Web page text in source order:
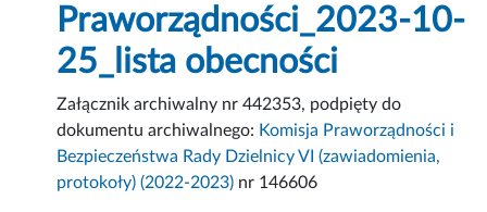
Praworządności_2023-10-
25_lista obecności
Załącznik archiwalny nr 442353, podpięty do
dokumentu archiwalnego: Komisja Praworządności i
Bezpieczeństwa Rady Dzielnicy VI (zawiadomienia,
protokoły) (2022-2023) nr 146606